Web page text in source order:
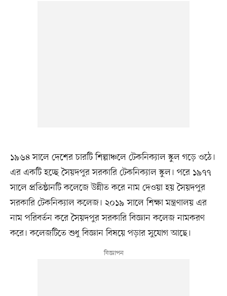
১৯৬৪ সালে দেশের চারটি শিল্পাঞ্চলে টেকনিক্যাল স্কুল গড়ে ওঠে।
এর একটি হচ্ছে সৈয়দপুর সরকারি টেকনিক্যাল স্কুল। পরে ১৯৭৭
সালে প্রতিষ্ঠানটি কলেজে উন্নীত করে নাম দেওয়া হয় সৈয়দপুর
সরকারি টেকনিক্যাল কলেজ। ২০১৯ সালে শিক্ষা মন্ত্রণালয় এর
নাম পরিবর্তন করে সৈয়দপুর সরকারি বিজ্ঞান কলেজ নামকরণ
করে। কলেজটিতে শুধু বিজ্ঞান বিষয়ে পড়ার সুযোগ আছে।